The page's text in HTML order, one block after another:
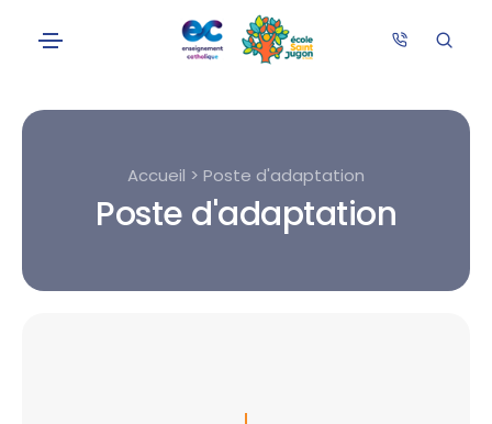
Accueil > Poste d'adaptation
Poste d'adaptation